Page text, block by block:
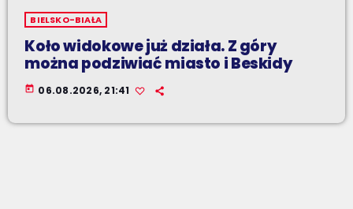
BIELSKO-BIAŁA
Koło widokowe już działa. Z góry
można podziwiać miasto i Beskidy
today 06.08.2026, 21:41